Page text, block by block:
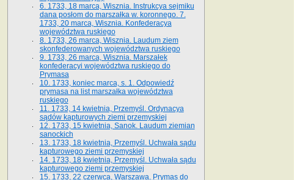
6. 1733, 18 marca, Wisznia. Instrukcya sejmiku
dana posłom do marszałka w. koronnego. 7.
1733, 20 marca, Wisznia. Konfederacya
województwa ruskiego
8. 1733, 26 marca, Wisznia. Laudum ziem
skonfederowanych województwa ruskiego
9. 1733, 26 marca, Wisznia. Marszałek
konfederacyi województwa ruskiego do
Prymasa
10. 1733, koniec marca, s. 1. Odpowiedź
prymasa na list marszałka województwa
ruskiego
11. 1733, 14 kwietnia, Przemyśl. Ordynacya
sądów kapturowych ziemi przemyskiej
12. 1733, 15 kwietnia, Sanok. Laudum ziemian
sanockich
13. 1733, 18 kwietnia, Przemyśl. Uchwała sądu
kapturowego ziemi przemyskiej
14. 1733, 18 kwietnia, Przemyśl. Uchwała sądu
kapturowego ziemi przemyskiej
15. 1733, 22 czerwca, Warszawa. Prymas do